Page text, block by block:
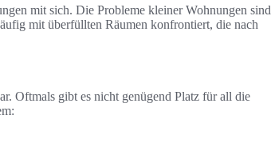
mit sich. Die Probleme kleiner Wohnungen sind
mit überfüllten Räumen konfrontiert, die nach
Oftmals gibt es nicht genügend Platz für all die